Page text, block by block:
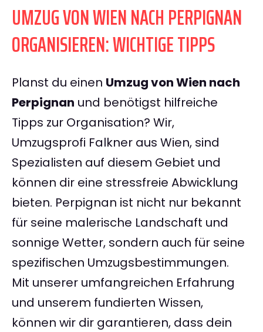
UMZUG VON WIEN NACH PERPIGNAN
ORGANISIEREN: WICHTIGE TIPPS
Planst du einen Umzug von Wien nach
Perpignan und benötigst hilfreiche
Tipps zur Organisation? Wir,
Umzugsprofi Falkner aus Wien, sind
Spezialisten auf diesem Gebiet und
können dir eine stressfreie Abwicklung
bieten. Perpignan ist nicht nur bekannt
für seine malerische Landschaft und
sonnige Wetter, sondern auch für seine
spezifischen Umzugsbestimmungen.
Mit unserer umfangreichen Erfahrung
und unserem fundierten Wissen,
können wir dir garantieren, dass dein